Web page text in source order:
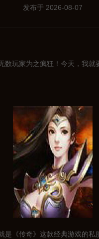
发布于 2026-08-07
玩家为之疯狂！今天，我
《传奇》这款经典游戏的